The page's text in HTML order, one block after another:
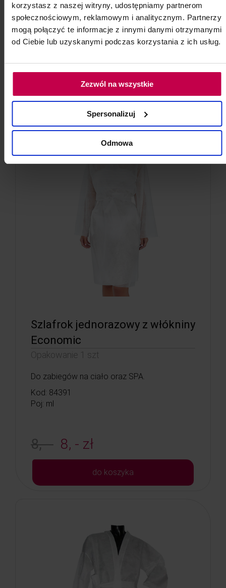
korzystasz z naszej witryny, udostępniamy partnerom
społecznościowym, reklamowym i analitycznym. Partnerzy
mogą połączyć te informacje z innymi danymi otrzymanymi
od Ciebie lub uzyskanymi podczas korzystania z ich usług.
Zezwól na wszystkie
Spersonalizuj
Odmowa
Kod: 8134
Poj: ml
do koszyka
Szlafrok jednorazowy z włókniny
Economic
Opakowanie 1 szt
Do zabiegów na ciało oraz SPA.
Kod: 84391
Poj: ml
8, - 8, - zł
do koszyka